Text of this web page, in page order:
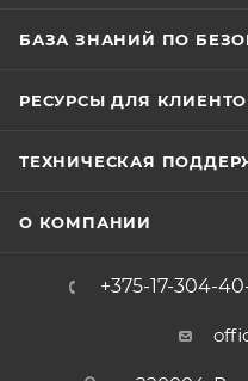
БАЗА ЗНАНИЙ ПО
РЕСУРСЫ ДЛЯ
ТЕХНИЧЕСКАЯ
О КОМПАНИИ
+375-17-304-